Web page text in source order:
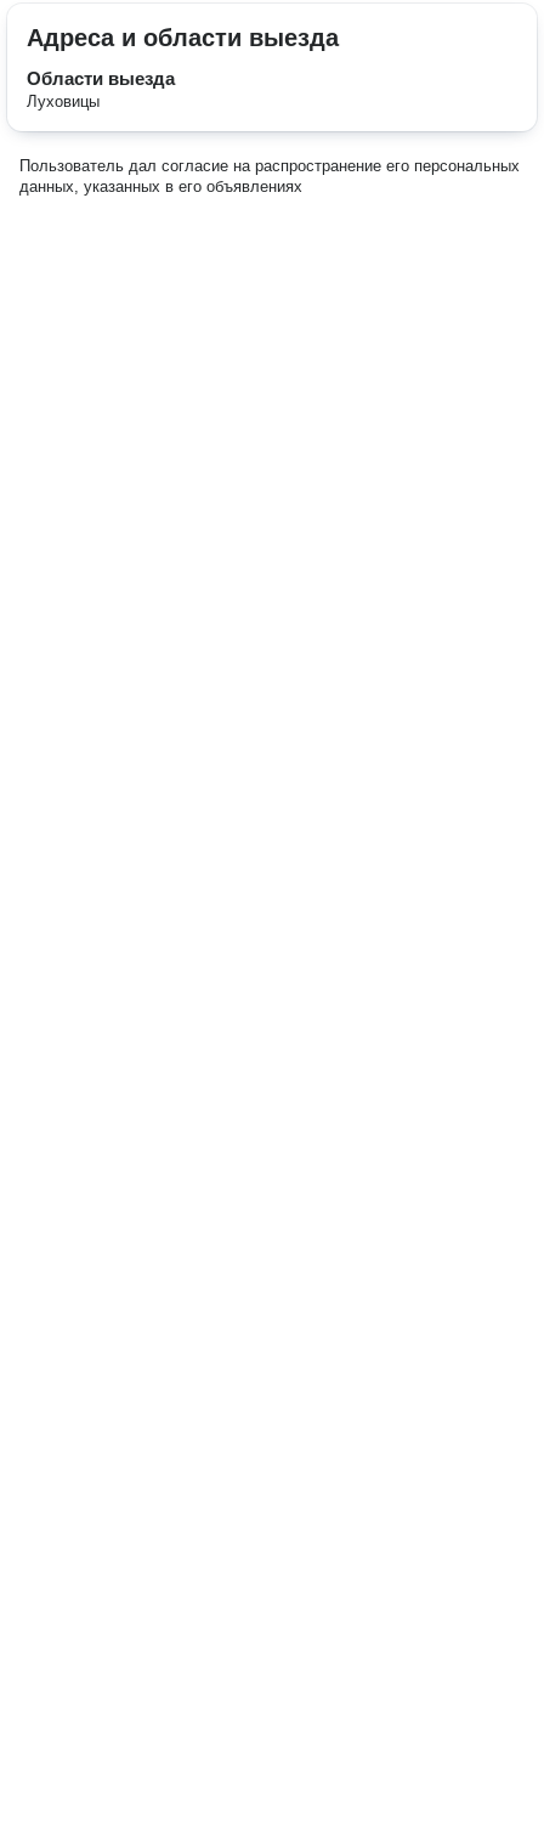
Адреса и области выезда
Области выезда
Луховицы
Пользователь дал согласие на распространение его персональных
данных, указанных в его объявлениях